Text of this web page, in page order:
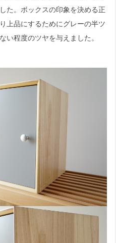
検索
た。ボックスの印象を決める正
上品にするためにグレーの半ツ
い程度のツヤを与えました。